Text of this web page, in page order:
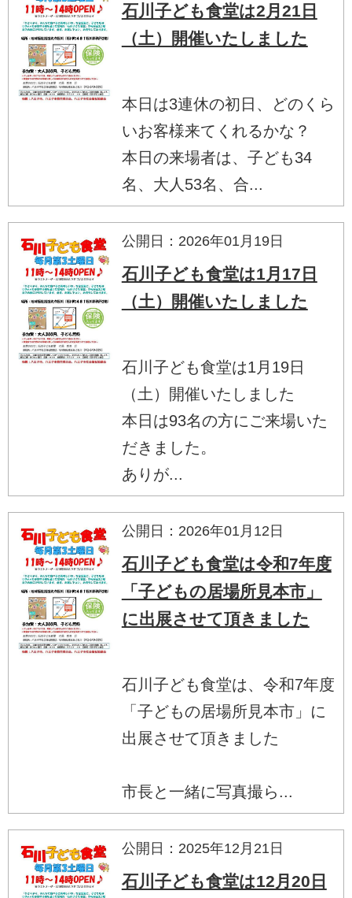
石川子ども食堂は2月21日
（土）開催いたしました
本日は3連休の初日、どのくら
いお客様来てくれるかな？
本日の来場者は、子ども34
名、大人53名、合...
公開日：2026年01月19日
石川子ども食堂は1月17日
（土）開催いたしました
石川子ども食堂は1月19日
（土）開催いたしました
本日は93名の方にご来場いた
だきました。
ありが...
公開日：2026年01月12日
石川子ども食堂は令和7年度
「子どもの居場所見本市」
に出展させて頂きました
石川子ども食堂は、令和7年度
「子どもの居場所見本市」に
出展させて頂きました
市長と一緒に写真撮ら...
公開日：2025年12月21日
石川子ども食堂は12月20日